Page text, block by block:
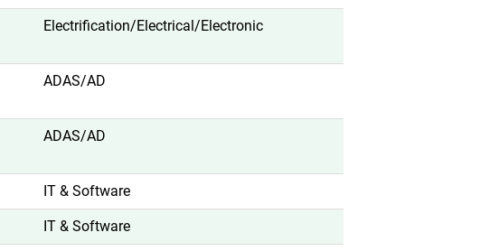
Electrification/Electrical/Electronic
ADAS/AD
ADAS/AD
IT & Software
IT & Software